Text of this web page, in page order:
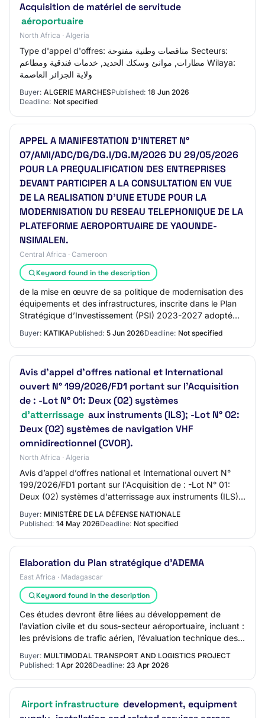
Acquisition de matériel de servitude
aéroportuaire
North Africa · Algeria
Type d'appel d'offres: مناقصات وطنية مفتوحة Secteurs:
مطارات, موانئ وسكك الحديد, خدمات فندقية ومطاعم Wilaya:
ولاية الجزائر العاصمة
Buyer: ALGERIE MARCHESPublished: 18 Jun 2026
Deadline: Not specified
APPEL A MANIFESTATION D’INTERET N°
07/AMI/ADC/DG/DG.I/DG.M/2026 DU 29/05/2026
POUR LA PREQUALIFICATION DES ENTREPRISES
DEVANT PARTICIPER A LA CONSULTATION EN VUE
DE LA REALISATION D’UNE ETUDE POUR LA
MODERNISATION DU RESEAU TELEPHONIQUE DE LA
PLATEFORME AEROPORTUAIRE DE YAOUNDE-
NSIMALEN.
Central Africa · Cameroon
Keyword found in the description
de la mise en œuvre de sa politique de modernisation des
équipements et des infrastructures, inscrite dans le Plan
Stratégique d’Investissement (PSI) 2023-2027 adopté
Buyer: KATIKAPublished: 5 Jun 2026Deadline: Not specified
Avis d’appel d’offres national et International
ouvert N° 199/2026/FD1 portant sur l'Acquisition
de : -Lot N° 01: Deux (02) systèmes
d'atterrissage aux instruments (ILS); -Lot N° 02:
Deux (02) systèmes de navigation VHF
omnidirectionnel (CVOR).
North Africa · Algeria
Avis d’appel d’offres national et International ouvert N°
199/2026/FD1 portant sur l'Acquisition de : -Lot N° 01:
Deux (02) systèmes d'atterrissage aux instruments (ILS);
-Lot N° 02: Deux (02) systèm…
Buyer: MINISTÈRE DE LA DÉFENSE NATIONALE
Published: 14 May 2026Deadline: Not specified
Elaboration du Plan stratégique d'ADEMA
East Africa · Madagascar
Keyword found in the description
Ces études devront être liées au développement de
l’aviation civile et du sous-secteur aéroportuaire, incluant :
les prévisions de trafic aérien, l’évaluation technique des
Buyer: MULTIMODAL TRANSPORT AND LOGISTICS PROJECT
Published: 1 Apr 2026Deadline: 23 Apr 2026
Airport infrastructure development, equipment